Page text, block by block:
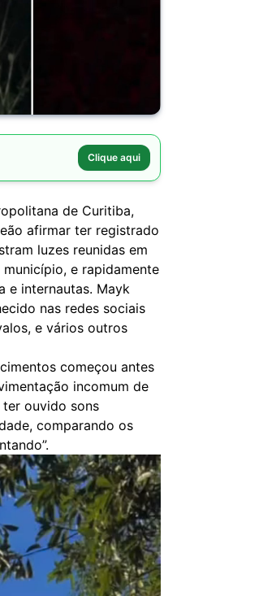
Clique aqui
de Curitiba,
afirmar ter registrado
luzes reunidas em
e rapidamente
e internautas. Mayk
nas redes sociais
e vários outros
começou antes
incomum de
ouvido sons
comparando os